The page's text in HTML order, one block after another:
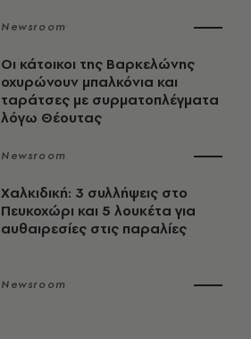
Newsroom
Οι κάτοικοι της Βαρκελώνης
οχυρώνουν μπαλκόνια και
ταράτσες με συρματοπλέγματα
λόγω Θέουτας
Newsroom
Χαλκιδική: 3 συλλήψεις στο
Πευκοχώρι και 5 λουκέτα για
αυθαιρεσίες στις παραλίες
Newsroom